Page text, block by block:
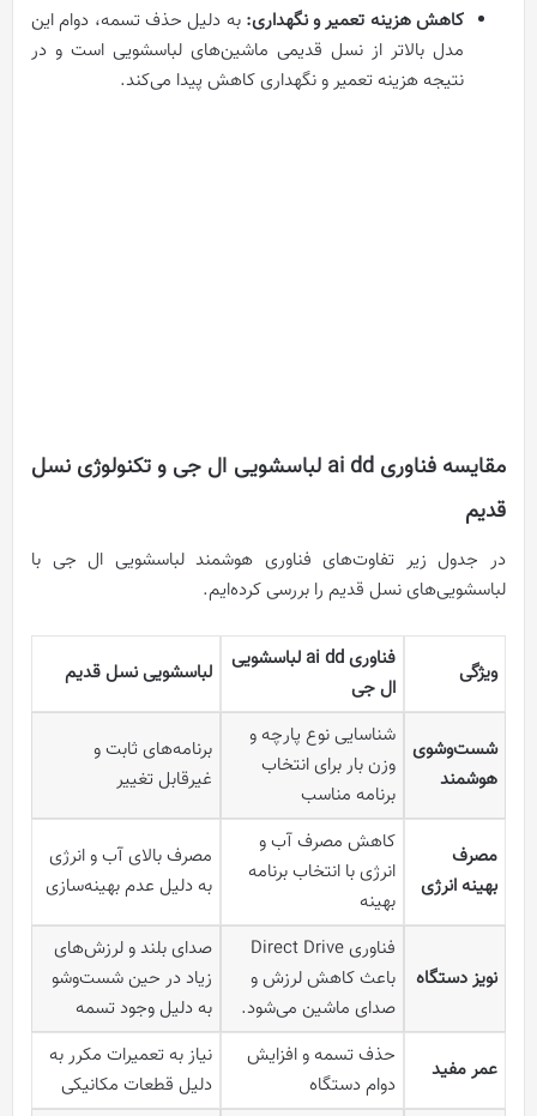
کاهش هزینه تعمیر و نگهداری: به دلیل حذف تسمه، دوام این
مدل بالاتر از نسل قدیمی ماشین‌های لباسشویی است و در
نتیجه هزینه تعمیر و نگهداری کاهش پیدا می‌کند.
مقایسه فناوری ai dd لباسشویی ال جی و تکنولوژی نسل
قدیم
در جدول زیر تفاوت‌های فناوری هوشمند لباسشویی ال جی با
لباسشویی‌های نسل قدیم را بررسی کرده‌ایم.
ویژگی
فناوری ai dd لباسشویی
ال جی
لباسشویی نسل قدیم
شست‌و‌شوی
هوشمند
شناسایی نوع پارچه و
وزن بار برای انتخاب
برنامه مناسب
برنامه‌های ثابت و
غیرقابل تغییر
مصرف
بهینه انرژی
کاهش مصرف آب و
انرژی با انتخاب برنامه
بهینه
مصرف بالای آب و انرژی
به دلیل عدم بهینه‌سازی
نویز دستگاه
فناوری Direct Drive
باعث کاهش لرزش و
صدای ماشین می‌شود.
صدای بلند و لرزش‌های
زیاد در حین شست‌وشو
به دلیل وجود تسمه
عمر مفید
حذف تسمه‌ و افزایش
دوام دستگاه
نیاز به تعمیرات مکرر به
دلیل قطعات مکانیکی